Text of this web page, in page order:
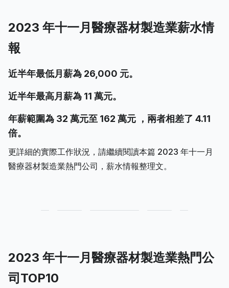
2023 年十一月醫療器材製造業薪水情
報
近半年最低月薪為 26,000 元。
近半年最高月薪為 11 萬元。
年薪範圍為 32 萬元至 162 萬元 ，兩者相差了 4.11
倍。
更詳細的實際工作狀況，請繼續閱讀本篇 2023 年十一月
醫療器材製造業熱門公司，薪水情報整理文。
2023 年十一月醫療器材製造業熱門公
司TOP10